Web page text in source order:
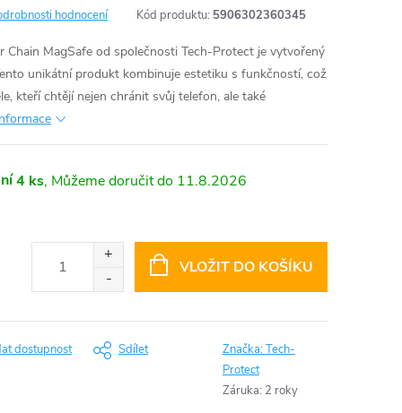
hodnocení Kód produktu: 5906302360345
Chain MagSafe od společnosti Tech-Protect je vytvořený
unikátní produkt kombinuje estetiku s funkčností, což
kteří chtějí nejen chránit svůj telefon, ale také
4 ks 11.8.2026
VLOŽIT DO KOŠÍKU
dostupnost Sdílet Značka:Tech-
Protect
Záruka: 2 roky